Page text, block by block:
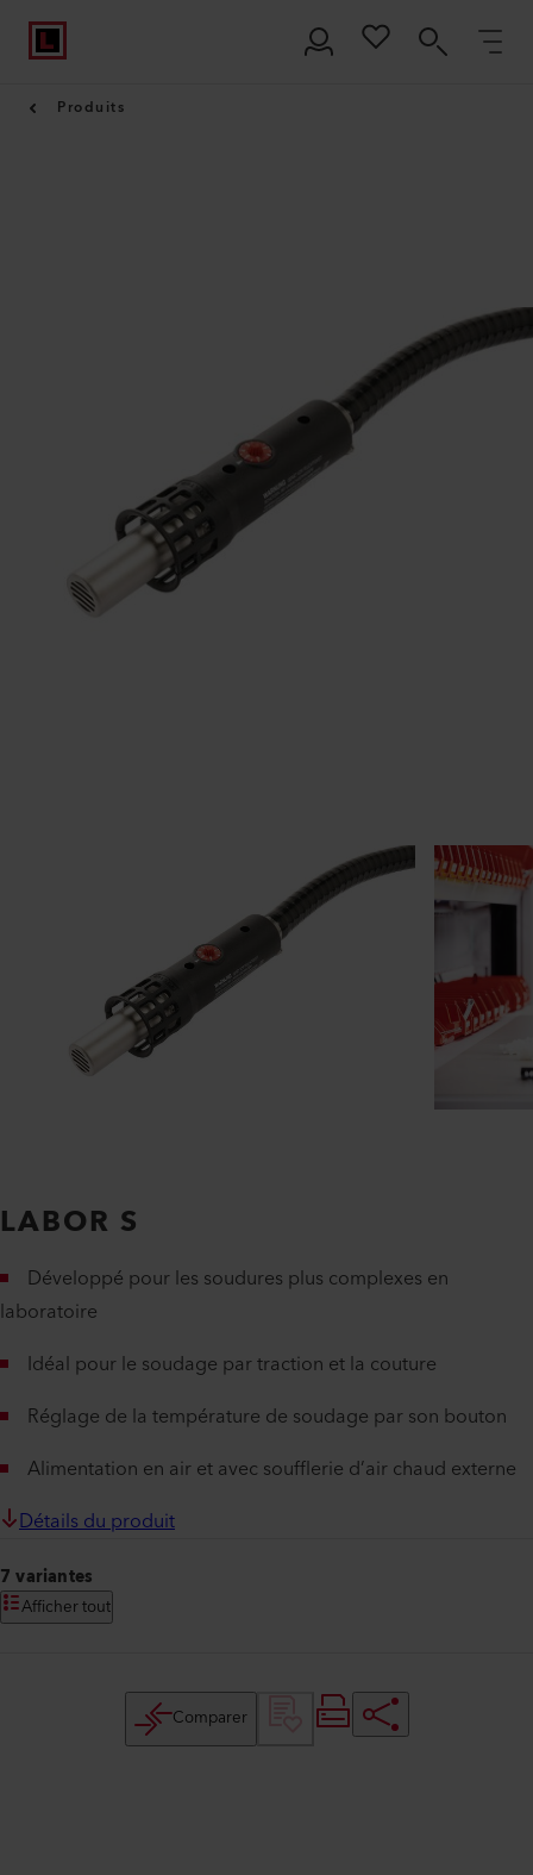
Produits
LABOR S
Développé pour les soudures plus complexes en
laboratoire
Idéal pour le soudage par traction et la couture
Réglage de la température de soudage par son bouton
Alimentation en air et avec soufflerie d’air chaud externe
Détails du produit
7 variantes
Afficher tout
Comparer